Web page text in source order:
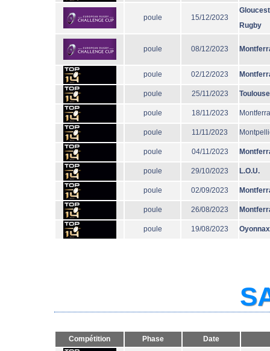
poule 15/12/2023
Rugby
poule 08/12/2023
poule 02/12/2023
poule 25/11/2023 Toulouse
poule 18/11/2023
poule 11/11/2023
poule 04/11/2023
poule 29/10/2023 L.O.U.
poule 02/09/2023
poule 26/08/2023
poule 19/08/2023 Oyonnax
Compétition Phase Date